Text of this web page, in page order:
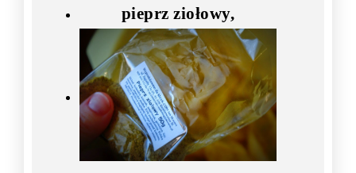
pieprz ziołowy,